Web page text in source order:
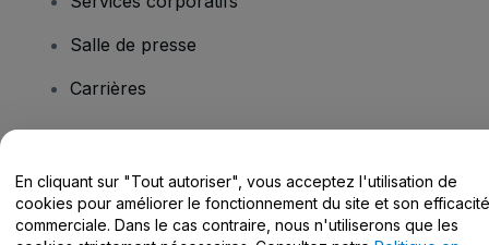
Salle de presse
Carrières
Centre d'assistance / Nous contacter
En cliquant sur "Tout autoriser", vous acceptez l'utilisation de
cookies pour améliorer le fonctionnement du site et son efficacité
commerciale. Dans le cas contraire, nous n'utiliserons que les